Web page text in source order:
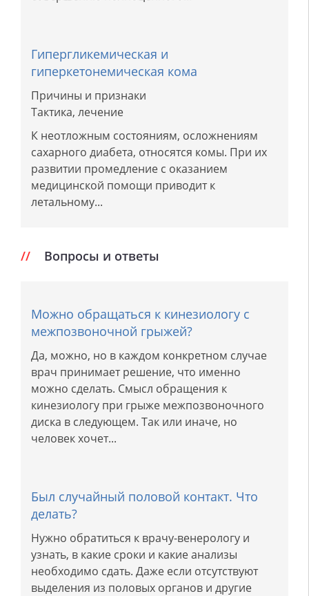
Гипергликемическая и
гиперкетонемическая кома
Причины и признаки
Тактика, лечение
К неотложным состояниям, осложнениям
сахарного диабета, относятся комы. При их
развитии промедление с оказанием
медицинской помощи приводит к
летальному...
Вопросы и ответы
Можно обращаться к кинезиологу с
межпозвоночной грыжей?
Да, можно, но в каждом конкретном случае
врач принимает решение, что именно
можно сделать. Смысл обращения к
кинезиологу при грыже межпозвоночного
диска в следующем. Так или иначе, но
человек хочет...
Был случайный половой контакт. Что
делать?
Нужно обратиться к врачу-венерологу и
узнать, в какие сроки и какие анализы
необходимо сдать. Даже если отсутствуют
выделения из половых органов и другие